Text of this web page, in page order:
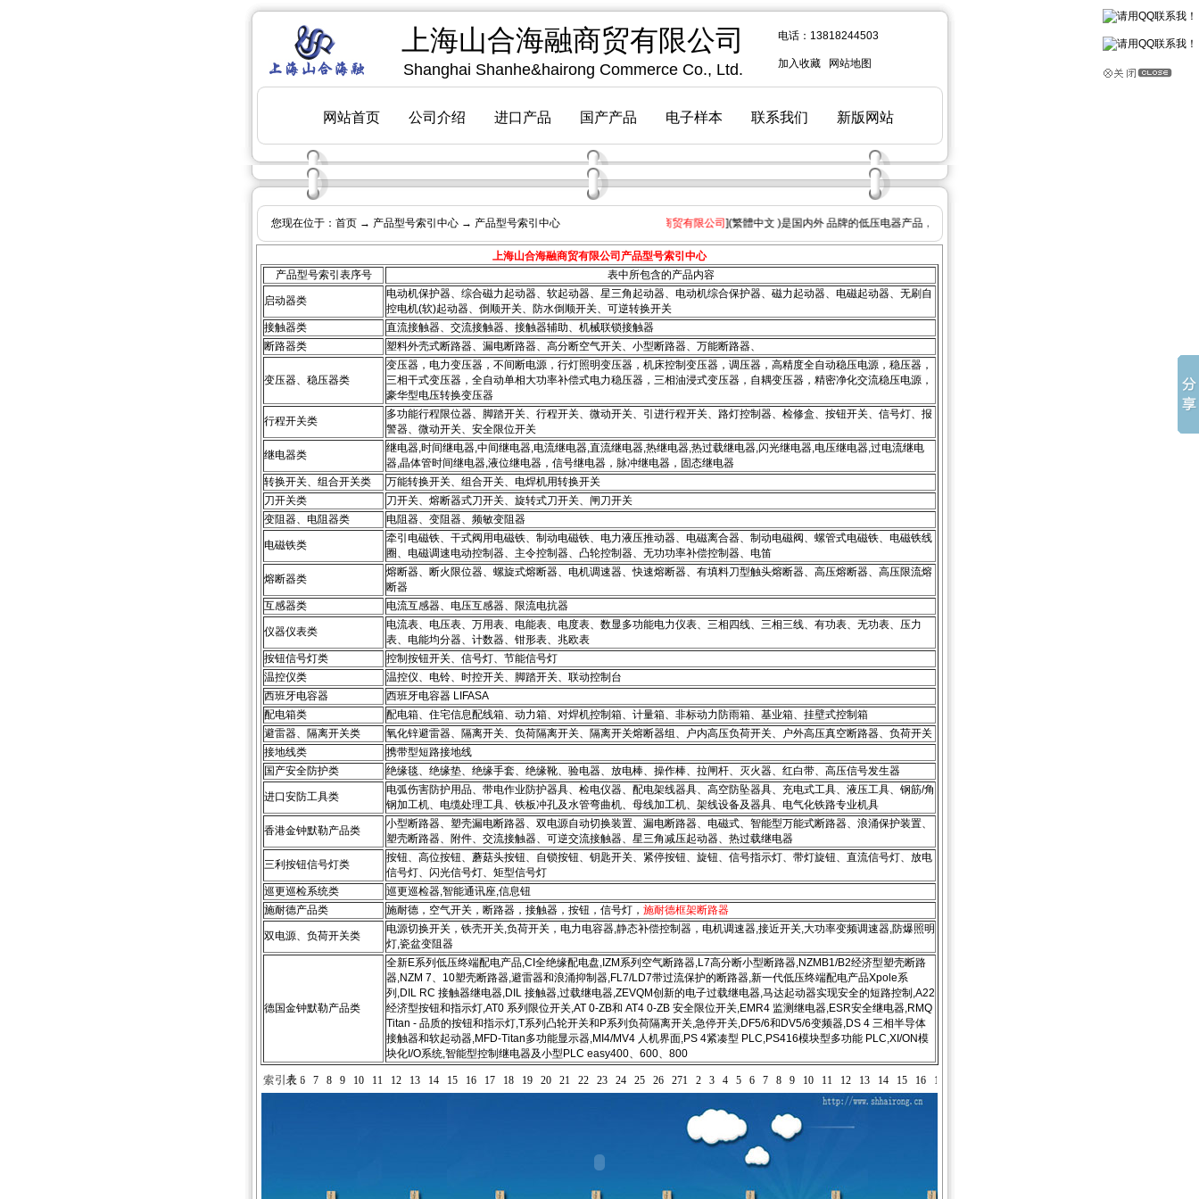
您现在位于： 首页→ 产品型号索引中心→ 产品型号索引中心 上海山合海融商贸有限公司](繁體中文 )是国内外 品牌的低压电器产品，安全防护产品，进口核相仪，西班牙lifasa公司电容器，
上海山合海融商贸有限公司产品型号索引中心
产品型号索引表序号
表中所包含的产品内容
启动器类
电动机保护器、综合磁力起动器、软起动器、星三角起动器、电动机综合保护器、磁力起动器、电磁起动器、无刷自
控电机(软)起动器、倒顺开关、防水倒顺开关、可逆转换开关
接触器类
直流接触器、交流接触器、接触器辅助、机械联锁接触器
断路器类
塑料外壳式断路器、漏电断路器、高分断空气开关、小型断路器、万能断路器、
变压器、稳压器类
变压器，电力变压器，不间断电源，行灯照明变压器，机床控制变压器，调压器，高精度全自动稳压电源，稳压器，
三相干式变压器，全自动单相大功率补偿式电力稳压器，三相油浸式变压器，自耦变压器，精密净化交流稳压电源，
豪华型电压转换变压器
行程开关类
多功能行程限位器、脚踏开关、行程开关、微动开关、引进行程开关、路灯控制器、检修盒、按钮开关、信号灯、报
警器、微动开关、安全限位开关
继电器类
继电器,时间继电器,中间继电器,电流继电器,直流继电器,热继电器,热过载继电器,闪光继电器,电压继电器,过电流继电
器,晶体管时间继电器,液位继电器，信号继电器，脉冲继电器，固态继电器
转换开关、组合开关类
万能转换开关、组合开关、电焊机用转换开关
刀开关类
刀开关、熔断器式刀开关、旋转式刀开关、闸刀开关
变阻器、电阻器类
电阻器、变阻器、频敏变阻器
电磁铁类
牵引电磁铁、干式阀用电磁铁、制动电磁铁、电力液压推动器、电磁离合器、制动电磁阀、螺管式电磁铁、电磁铁线
圈、电磁调速电动控制器、主令控制器、凸轮控制器、无功功率补偿控制器、电笛
熔断器类
熔断器、断火限位器、螺旋式熔断器、电机调速器、快速熔断器、有填料刀型触头熔断器、高压熔断器、高压限流熔
断器
互感器类
电流互感器、电压互感器、限流电抗器
仪器仪表类
电流表、电压表、万用表、电能表、电度表、数显多功能电力仪表、三相四线、三相三线、有功表、无功表、压力
表、电能均分器、计数器、钳形表、兆欧表
按钮信号灯类
控制按钮开关、信号灯、节能信号灯
温控仪类
温控仪、电铃、时控开关、脚踏开关、联动控制台
西班牙电容器
西班牙电容器 LIFASA
配电箱类
配电箱、住宅信息配线箱、动力箱、对焊机控制箱、计量箱、非标动力防雨箱、基业箱、挂壁式控制箱
避雷器、隔离开关类
氧化锌避雷器、隔离开关、负荷隔离开关、隔离开关熔断器组、户内高压负荷开关、户外高压真空断路器、负荷开关
接地线类
携带型短路接地线
国产安全防护类
绝缘毯、绝缘垫、绝缘手套、绝缘靴、验电器、放电棒、操作棒、拉闸杆、灭火器、红白带、高压信号发生器
进口安防工具类
电弧伤害防护用品、带电作业防护器具、检电仪器、配电架线器具、高空防坠器具、充电式工具、液压工具、钢筋/角
钢加工机、电缆处理工具、铁板冲孔及水管弯曲机、母线加工机、架线设备及器具、电气化铁路专业机具
香港金钟默勒产品类
小型断路器、塑壳漏电断路器、双电源自动切换装置、漏电断路器、电磁式、智能型万能式断路器、浪涌保护装置、
塑壳断路器、附件、交流接触器、可逆交流接触器、星三角减压起动器、热过载继电器
三利按钮信号灯类
按钮、高位按钮、蘑菇头按钮、自锁按钮、钥匙开关、紧停按钮、旋钮、信号指示灯、带灯旋钮、直流信号灯、放电
信号灯、闪光信号灯、矩型信号灯
巡更巡检系统类
巡更巡检器,智能通讯座,信息钮
施耐德产品类
施耐德，空气开关，断路器，接触器，按钮，信号灯， 施耐德框架断路器
双电源、负荷开关类
电源切换开关，铁壳开关,负荷开关，电力电容器,静态补偿控制器，电机调速器,接近开关,大功率变频调速器,防爆照明
灯,瓷盆变阻器
德国金钟默勒产品类
全新E系列低压终端配电产品,CI全绝缘配电盘,IZM系列空气断路器,L7高分断小型断路器,NZMB1/B2经济型塑壳断路
器,NZM 7、10塑壳断路器,避雷器和浪涌抑制器,FL7/LD7带过流保护的断路器,新一代低压终端配电产品Xpole系
列,DIL RC 接触器继电器,DIL 接触器,过载继电器,ZEVQM创新的电子过载继电器,马达起动器实现安全的短路控制,A22
经济型按钮和指示灯,AT0 系列限位开关,AT 0-ZB和 AT4 0-ZB 安全限位开关,EMR4 监测继电器,ESR安全继电器,RMQ
Titan - 品质的按钮和指示灯,T系列凸轮开关和P系列负荷隔离开关,急停开关,DF5/6和DV5/6变频器,DS 4 三相半导体
接触器和软起动器,MFD-Titan多功能显示器,MI4/MV4 人机界面,PS 4紧凑型 PLC,PS416模块型多功能 PLC,XI/ON模
块化I/O系统,智能型控制继电器及小型PLC easy400、600、800